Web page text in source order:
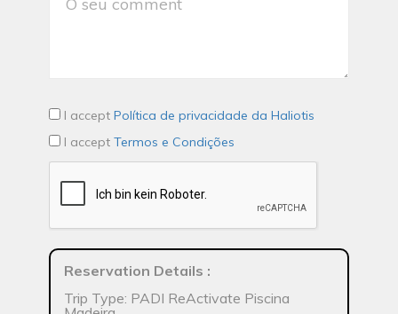
I accept Política de privacidade da Haliotis
I accept Termos e Condições
Reservation Details :
Trip Type: PADI ReActivate Piscina